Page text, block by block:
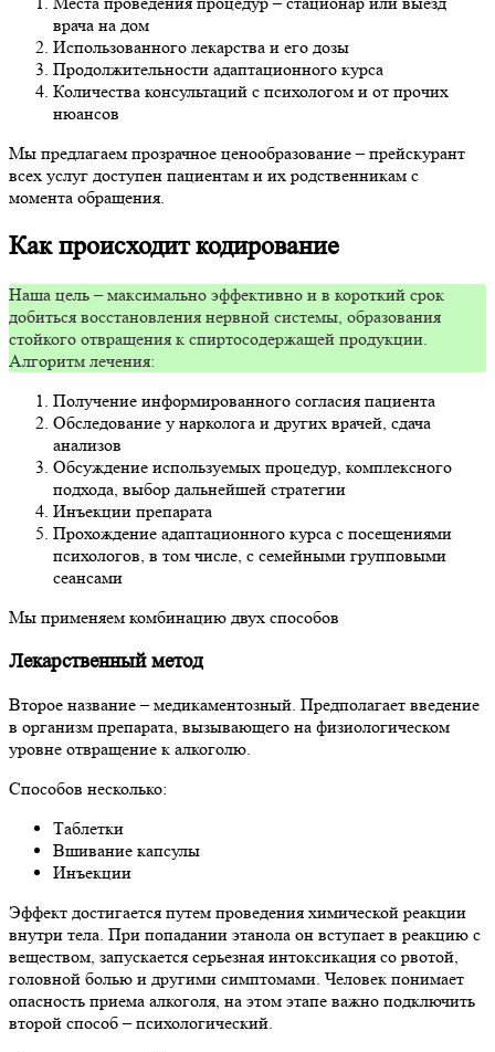
врача на дом
Использованного лекарства и его дозы
Продолжительности адаптационного курса
Количества консультаций с психологом и от прочих
нюансов
Мы предлагаем прозрачное ценообразование – прейскурант
всех услуг доступен пациентам и их родственникам с
момента обращения.
Как происходит кодирование
Наша цель – максимально эффективно и в короткий срок
добиться восстановления нервной системы, образования
стойкого отвращения к спиртосодержащей продукции.
Алгоритм лечения:
Получение информированного согласия пациента
Обследование у нарколога и других врачей, сдача
анализов
Обсуждение используемых процедур, комплексного
подхода, выбор дальнейшей стратегии
Инъекции препарата
Прохождение адаптационного курса с посещениями
психологов, в том числе, с семейными групповыми
сеансами
Мы применяем комбинацию двух способов
Лекарственный метод
Второе название – медикаментозный. Предполагает введение
в организм препарата, вызывающего на физиологическом
уровне отвращение к алкоголю.
Способов несколько:
Таблетки
Вшивание капсулы
Инъекции
Эффект достигается путем проведения химической реакции
внутри тела. При попадании этанола он вступает в реакцию с
веществом, запускается серьезная интоксикация со рвотой,
головной болью и другими симптомами. Человек понимает
опасность приема алкоголя, на этом этапе важно подключить
второй способ – психологический.